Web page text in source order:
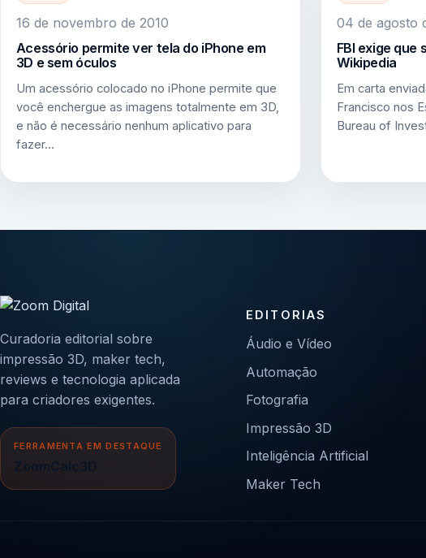
16 de novembro de 2010
Acessório permite ver tela do iPhone em
3D e sem óculos
Um acessório colocado no iPhone permite que
você enchergue as imagens totalmente em 3D,
e não é necessário nenhum aplicativo para
fazer…
04 de agosto
FBI exige que
Wikipedia
Em carta
Francisco nos
Bureau of
Curadoria editorial sobre
impressão 3D, maker tech,
reviews e tecnologia aplicada
para criadores exigentes.
FERRAMENTA EM DESTAQUE
ZoomCalc3D
EDITORIAS
Áudio e Vídeo
Automação
Fotografia
Impressão 3D
Inteligência Artificial
Maker Tech